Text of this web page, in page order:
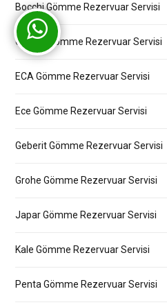
Bocchi Gömme Rezervuar Servisi
Creavit Gömme Rezervuar Servisi
ECA Gömme Rezervuar Servisi
Ece Gömme Rezervuar Servisi
Geberit Gömme Rezervuar Servisi
Grohe Gömme Rezervuar Servisi
Japar Gömme Rezervuar Servisi
Kale Gömme Rezervuar Servisi
Penta Gömme Rezervuar Servisi